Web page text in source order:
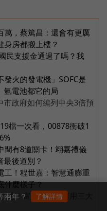
萬，蔡篤昌：還會有更厲
身房都搬上樓？
民支援金通過了嗎？我
火的發電機」SOFC是
氫電池都它的局
政府如何編列中央3倍預
檔一次看，00878衝破1
間有8道關卡！翊嘉禮儀
後道別？
工！程世嘉：智慧通膨重
什麼樣子？
速！富邦人壽如何用三大
兩年？ 了解詳情